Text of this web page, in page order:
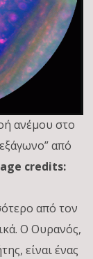
ανέμου στο
από
credits:
από τον
Ο Ουρανός,
είναι ένας